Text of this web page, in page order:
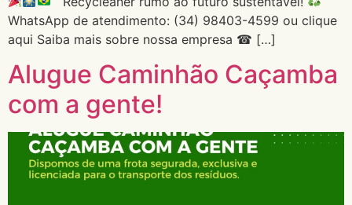
WhatsApp de atendimento: (34) 98403-4599 ou clique
aqui Saiba mais sobre nossa empresa ☎ […]
Alugue Caminhão Caçamba
com a gente!